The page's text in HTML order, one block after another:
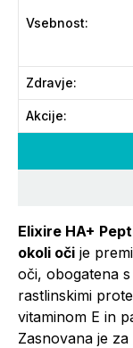
Elixire HA+
okoli oči je
oči, obogatena
rastlinskimi
vitaminom E in
Zasnovana je
Vsebnost:
Zdravje:
Akcije: